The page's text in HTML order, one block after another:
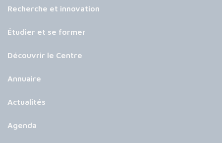
Recherche et innovation
Étudier et se former
Découvrir le Centre
Annuaire
Actualités
Agenda